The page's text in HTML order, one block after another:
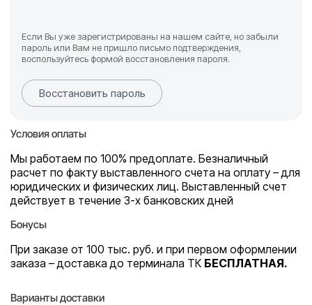
Если Вы уже зарегистрированы на нашем сайте, но забыли
пароль или Вам не пришло письмо подтверждения,
воспользуйтесь формой восстановления пароля.
Восстановить пароль
Условия оплаты
Мы работаем по 100% предоплате. Безналичный
расчет по факту выставленного счета на оплату – для
юридических и физических лиц. Выставленный счет
действует в течение 3-х банковских дней
Бонусы
При заказе от 100 тыс. руб. и при первом оформлении
заказа – доставка до терминала ТК БЕСПЛАТНАЯ.
Варианты доставки